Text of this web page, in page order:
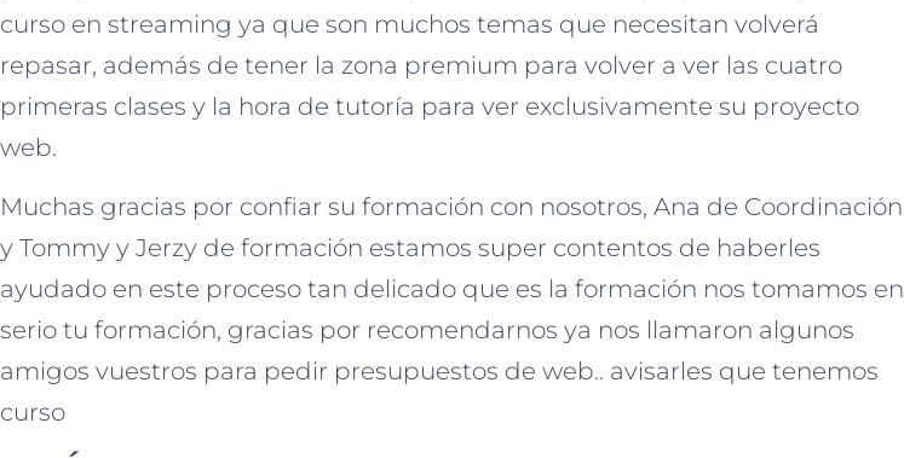
curso en streaming ya que son muchos temas que necesitan volverá
repasar, además de tener la zona premium para volver a ver las cuatro
primeras clases y la hora de tutoría para ver exclusivamente su proyecto
web.
Muchas gracias por confiar su formación con nosotros, Ana de Coordinación
y Tommy y Jerzy de formación estamos super contentos de haberles
ayudado en este proceso tan delicado que es la formación nos tomamos en
serio tu formación, gracias por recomendarnos ya nos llamaron algunos
amigos vuestros para pedir presupuestos de web.. avisarles que tenemos
curso